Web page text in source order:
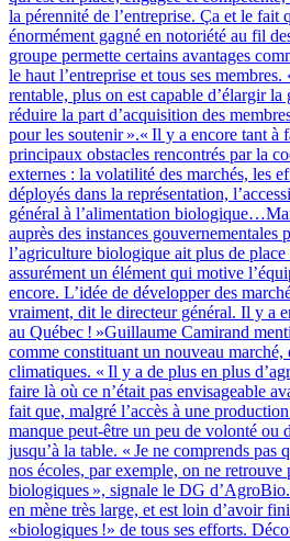
la pérennité de l’entreprise. Ça et le fait
énormément gagné en notoriété au fil
groupe permette certains avantages
le haut l’entreprise et tous ses
rentable, plus on est capable d’élargir la
réduire la part d’acquisition des
pour les soutenir ».« Il y a encore tant à
principaux obstacles rencontrés par la
externes : la volatilité des marchés, les
déployés dans la représentation,
général à l’alimentation
auprès des instances gouvernementales
l’agriculture biologique ait plus de
assurément un élément qui motive
encore. L’idée de développer des
vraiment, dit le directeur général. Il y a
au Québec ! »Guillaume Camirand
comme constituant un nouveau marché,
climatiques. « Il y a de plus en plus
faire là où ce n’était pas envisageable
fait que, malgré l’accès à une
manque peut-être un peu de volonté ou
jusqu’à la table. « Je ne comprends pas
nos écoles, par exemple, on ne retrouve
biologiques », signale le DG
en mène très large, et est loin d’avoir
«biologiques !» de tous ses efforts.